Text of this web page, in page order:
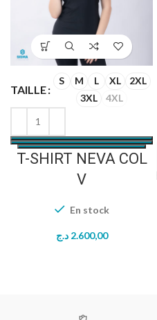
TAILLE
S M L XL
2XL
3XL
4XL
T-SHIRT NEVA COL
V
En stock
2.600,00 د.ج